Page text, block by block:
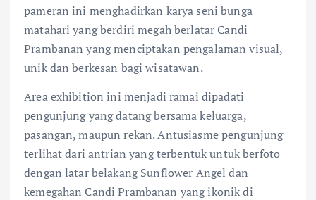
pameran ini menghadirkan karya seni bunga
matahari yang berdiri megah berlatar Candi
Prambanan yang menciptakan pengalaman visual,
unik dan berkesan bagi wisatawan.
Area exhibition ini menjadi ramai dipadati
pengunjung yang datang bersama keluarga,
pasangan, maupun rekan. Antusiasme pengunjung
terlihat dari antrian yang terbentuk untuk berfoto
dengan latar belakang Sunflower Angel dan
kemegahan Candi Prambanan yang ikonik di